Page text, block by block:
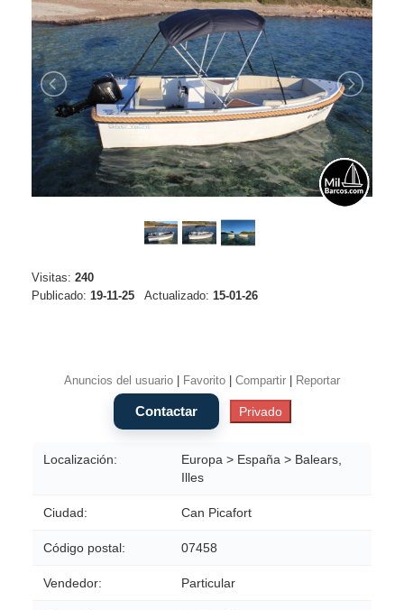
Visitas: 240
Publicado: 19-11-25 Actualizado: 15-01-26
Anuncios del usuario Favorito Compartir Reportar
Localización:
Europa > España > Balears,
Illes
Ciudad: Can Picafort
Código postal: 07458
Vendedor: Particular